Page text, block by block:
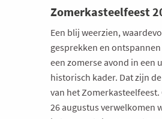
Zomerkasteelfeest
Een blij weerzien,
gesprekken en
een zomerse avond in een
historisch kader. Dat zijn
van het Zomerkasteelfeest. Op woensdag
26 augustus verwelkomen